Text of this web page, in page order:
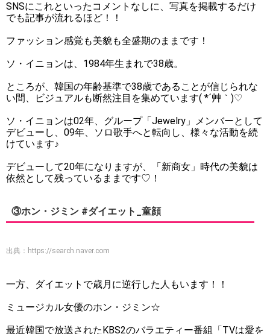
SNSにこれといったコメントなしに、写真を掲載するだけ
でも記事が流れるほど！！
ファッション感覚も美貌も全盛期のままです！
ソ・イニョンは、1984年生まれで38歳。
ところが、韓国の年齢基準で38歳であることが信じられな
い間、ビジュアルも断然注目を集めています( *´艸｀)♡
ソ・イニョンは02年、グループ「Jewelry」メンバーとして
デビューし、09年、ソロ歌手へと転向し、様々な活動を続
けています♪
デビューして20年になりますが、「新商女」時代の美貌は
依然として残っているままです♡！
③ホン・ジミン #ダイエット_童顔
出典： https://search.naver.com
一方、ダイエットで歳月に逆行した人もいます！！
ミュージカル女優のホン・ジミン☆
最近韓国で放送されたKBS2のバラエティー番組「TVは愛を